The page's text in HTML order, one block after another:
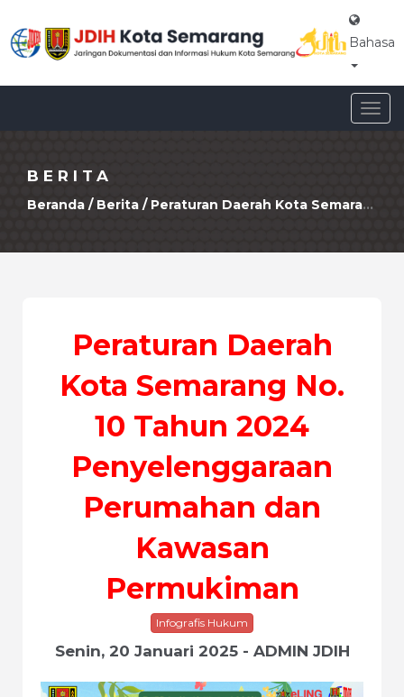
Bahasa
BERITA
Beranda / Berita / Peraturan Daerah Kota Semarang No. 10 Tahun 2024 Penyelenggaraan Perumahan dan Kawasan Permukiman
Peraturan Daerah
Kota Semarang No.
10 Tahun 2024
Penyelenggaraan
Perumahan dan
Kawasan
Permukiman
Infografis Hukum
Senin, 20 Januari 2025 - ADMIN JDIH